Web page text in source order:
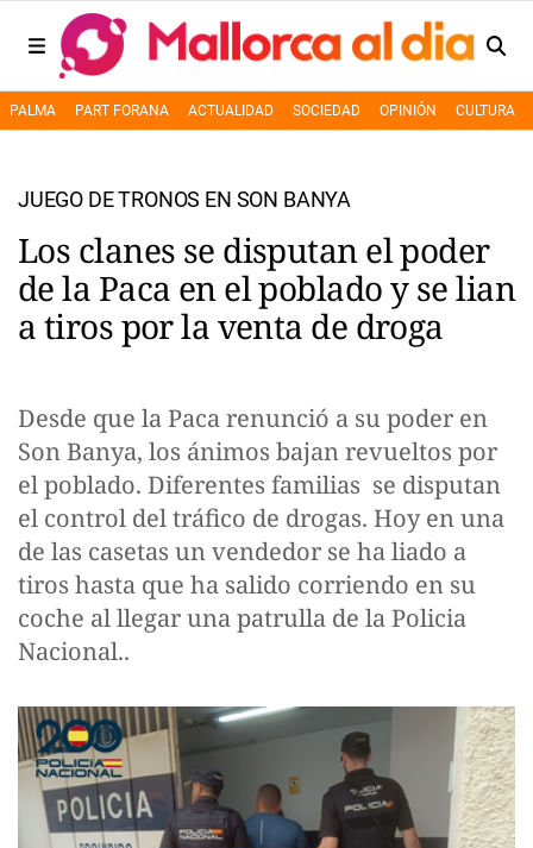
PALMA PART FORANA ACTUALIDAD SOCIEDAD OPINIÓN CULTURA
JUEGO DE TRONOS EN SON BANYA
Los clanes se disputan el poder
de la Paca en el poblado y se lian
a tiros por la venta de droga
Desde que la Paca renunció a su poder en
Son Banya, los ánimos bajan revueltos por
el poblado. Diferentes familias se disputan
el control del tráfico de drogas. Hoy en una
de las casetas un vendedor se ha liado a
tiros hasta que ha salido corriendo en su
coche al llegar una patrulla de la Policia
Nacional..